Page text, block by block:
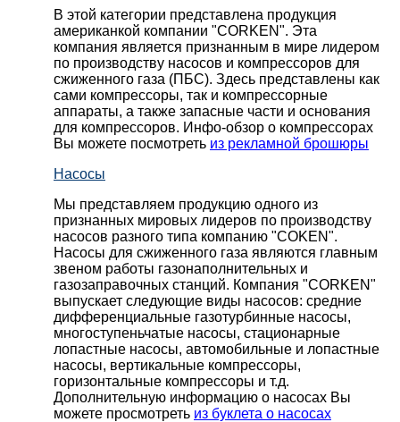
В этой категории представлена продукция
американкой компании "CORKEN". Эта
компания является признанным в мире лидером
по производству насосов и компрессоров для
сжиженного газа (ПБС). Здесь представлены как
сами компрессоры, так и компрессорные
аппараты, а также запасные части и основания
для компрессоров. Инфо-обзор о компрессорах
Вы можете посмотреть из рекламной брошюры
Насосы
Мы представляем продукцию одного из
признанных мировых лидеров по производству
насосов разного типа компанию "COKEN".
Насосы для сжиженного газа являются главным
звеном работы газонаполнительных и
газозаправочных станций. Компания "CORKEN"
выпускает следующие виды насосов: cредние
дифференциальные газотурбинные насосы,
многоступеньчатые насосы, стационарные
лопастные насосы, автомобильные и лопaстные
насосы, вертикальные компрессоры,
горизонтальные компрессоры и т.д.
Дополнительную информацию о насосах Вы
можете просмотреть из буклета о насосах